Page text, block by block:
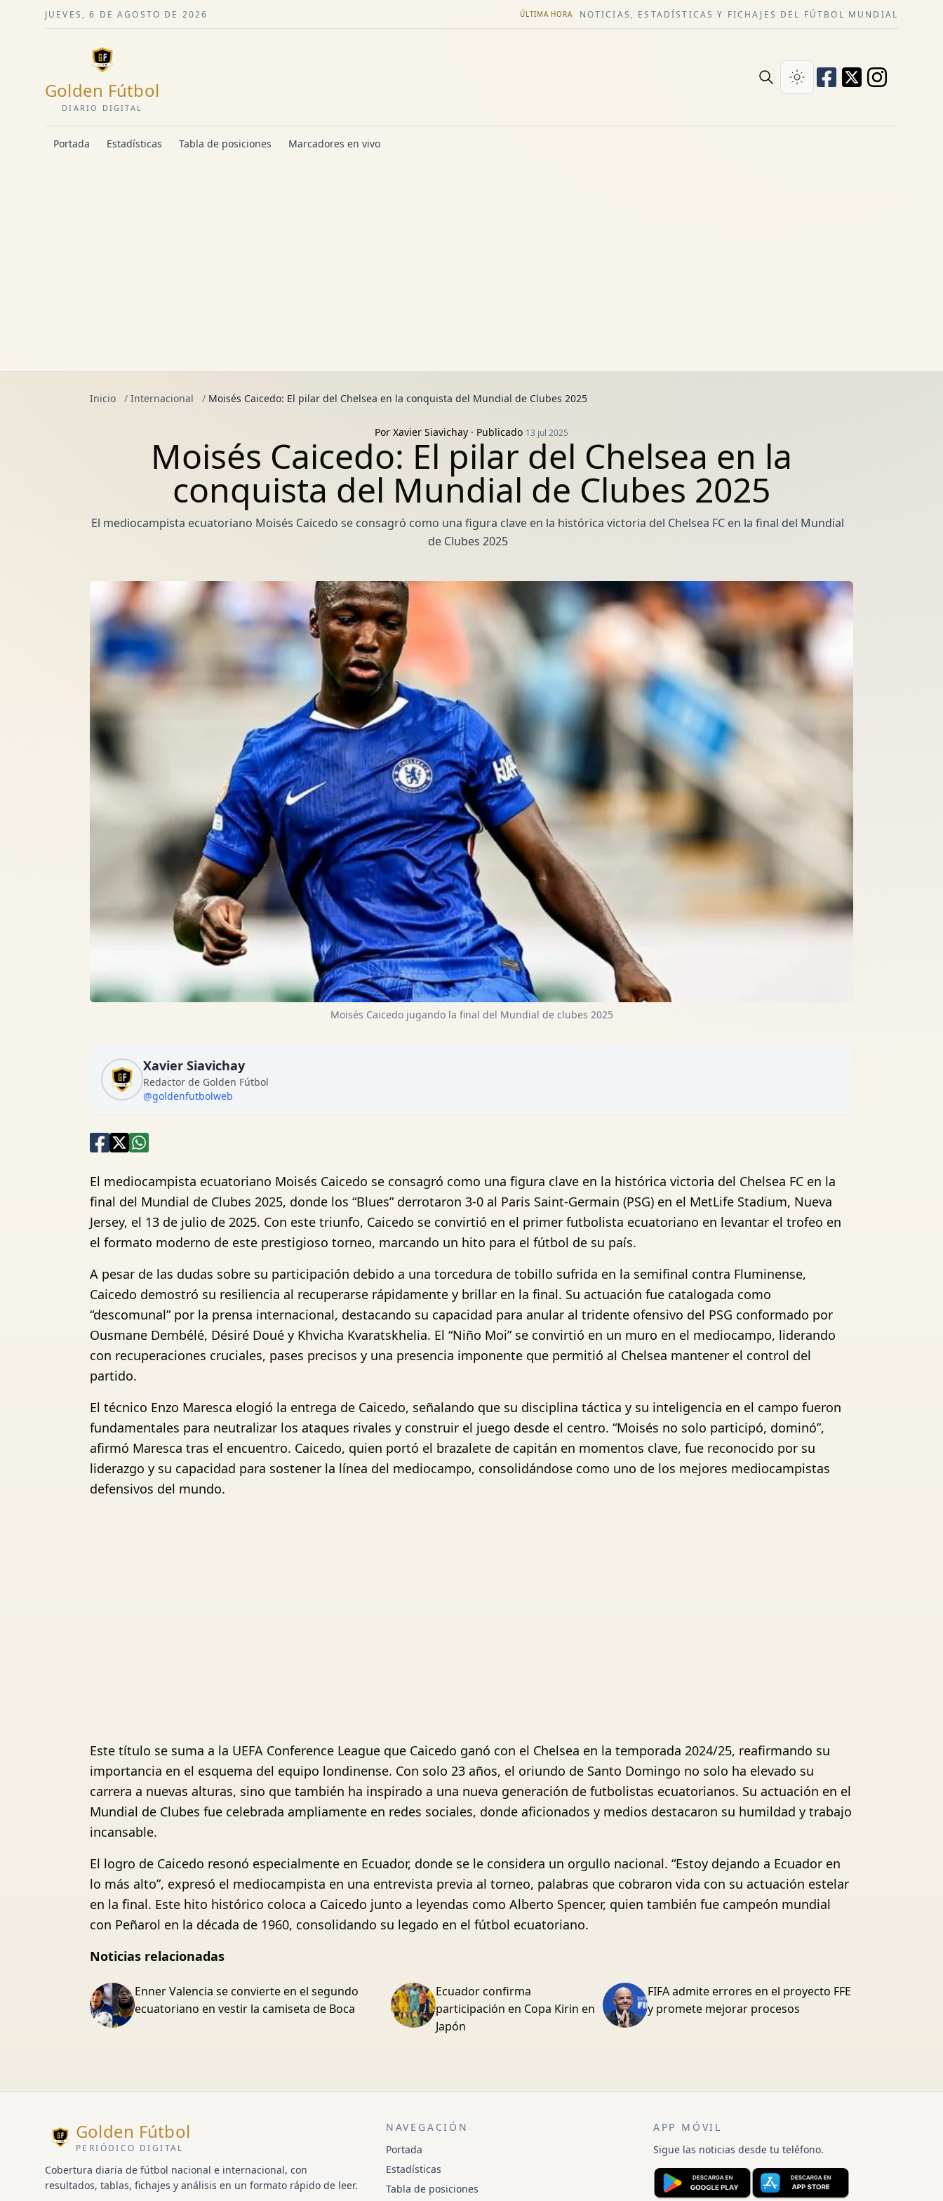
JUEVES, 6 DE AGOSTO DE 2026 ÚLTIMA HORA NOTICIAS, ESTADÍSTICAS Y FICHAJES DEL FÚTBOL MUNDIAL
Golden Fútbol
DIARIO DIGITAL
Portada Estadísticas Tabla de posiciones Marcadores en vivo
Inicio / Internacional / Moisés Caicedo: El pilar del Chelsea en la conquista del Mundial de Clubes 2025
Por Xavier Siavichay · Publicado 13 jul 2025
Moisés Caicedo: El pilar del Chelsea en la
conquista del Mundial de Clubes 2025
El mediocampista ecuatoriano Moisés Caicedo se consagró como una figura clave en la histórica victoria del Chelsea FC en la final del Mundial
de Clubes 2025
Moisés Caicedo jugando la final del Mundial de clubes 2025
Xavier Siavichay
Redactor de Golden Fútbol
@goldenfutbolweb
El mediocampista ecuatoriano Moisés Caicedo se consagró como una figura clave en la histórica victoria del Chelsea FC en la
final del Mundial de Clubes 2025, donde los “Blues” derrotaron 3-0 al Paris Saint-Germain (PSG) en el MetLife Stadium, Nueva
Jersey, el 13 de julio de 2025. Con este triunfo, Caicedo se convirtió en el primer futbolista ecuatoriano en levantar el trofeo en
el formato moderno de este prestigioso torneo, marcando un hito para el fútbol de su país.
A pesar de las dudas sobre su participación debido a una torcedura de tobillo sufrida en la semifinal contra Fluminense,
Caicedo demostró su resiliencia al recuperarse rápidamente y brillar en la final. Su actuación fue catalogada como
“descomunal” por la prensa internacional, destacando su capacidad para anular al tridente ofensivo del PSG conformado por
Ousmane Dembélé, Désiré Doué y Khvicha Kvaratskhelia. El “Niño Moi” se convirtió en un muro en el mediocampo, liderando
con recuperaciones cruciales, pases precisos y una presencia imponente que permitió al Chelsea mantener el control del
partido.
El técnico Enzo Maresca elogió la entrega de Caicedo, señalando que su disciplina táctica y su inteligencia en el campo fueron
fundamentales para neutralizar los ataques rivales y construir el juego desde el centro. “Moisés no solo participó, dominó”,
afirmó Maresca tras el encuentro. Caicedo, quien portó el brazalete de capitán en momentos clave, fue reconocido por su
liderazgo y su capacidad para sostener la línea del mediocampo, consolidándose como uno de los mejores mediocampistas
defensivos del mundo.
Este título se suma a la UEFA Conference League que Caicedo ganó con el Chelsea en la temporada 2024/25, reafirmando su
importancia en el esquema del equipo londinense. Con solo 23 años, el oriundo de Santo Domingo no solo ha elevado su
carrera a nuevas alturas, sino que también ha inspirado a una nueva generación de futbolistas ecuatorianos. Su actuación en el
Mundial de Clubes fue celebrada ampliamente en redes sociales, donde aficionados y medios destacaron su humildad y trabajo
incansable.
El logro de Caicedo resonó especialmente en Ecuador, donde se le considera un orgullo nacional. “Estoy dejando a Ecuador en
lo más alto”, expresó el mediocampista en una entrevista previa al torneo, palabras que cobraron vida con su actuación estelar
en la final. Este hito histórico coloca a Caicedo junto a leyendas como Alberto Spencer, quien también fue campeón mundial
con Peñarol en la década de 1960, consolidando su legado en el fútbol ecuatoriano.
Noticias relacionadas
Enner Valencia se convierte en el segundo
ecuatoriano en vestir la camiseta de Boca
Ecuador confirma
participación en Copa Kirin en
Japón
FIFA admite errores en el proyecto FFE
y promete mejorar procesos
Golden Fútbol
PERIÓDICO DIGITAL
Cobertura diaria de fútbol nacional e internacional, con
resultados, tablas, fichajes y análisis en un formato rápido de leer.
NAVEGACIÓN
Portada
Estadísticas
Tabla de posiciones
APP MÓVIL
Sigue las noticias desde tu teléfono.